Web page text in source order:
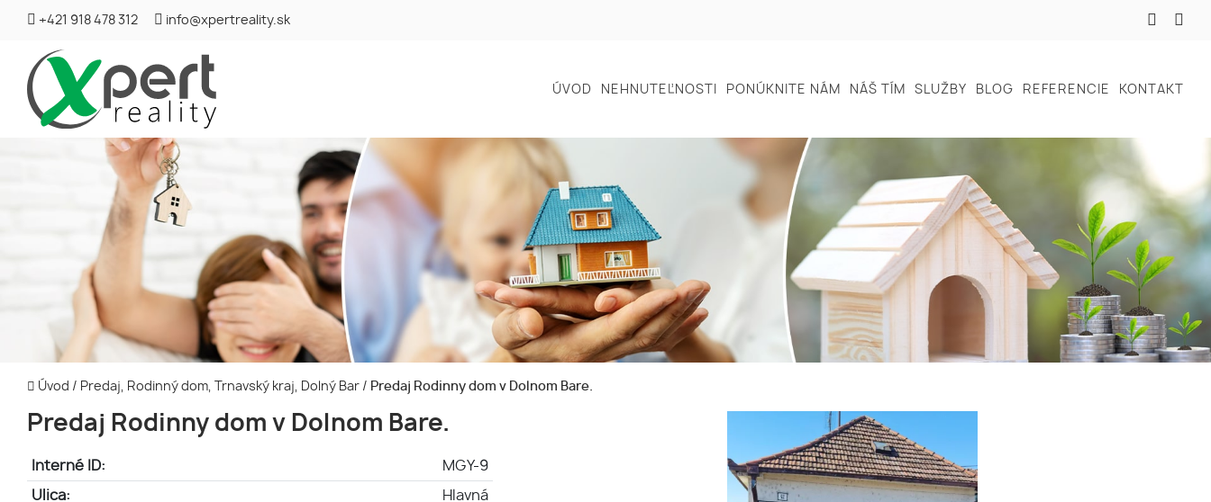
+421 918 478 312 info@xpertreality.sk
ÚVOD NEHNUTEĽNOSTI PONÚKNITE NÁM NÁŠ TÍM SLUŽBY BLOG REFERENCIE KONTAKT
Úvod / Predaj, Rodinný dom, Trnavský kraj, Dolný Bar / Predaj Rodinny dom v Dolnom Bare.
Predaj Rodinny dom v Dolnom Bare.
Interné ID: MGY-9
Ulica: Hlavná